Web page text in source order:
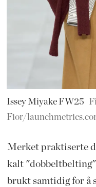
Issey Miyake FW25
Fior/
Merket praktiserte
kalt
brukt samtidig for å